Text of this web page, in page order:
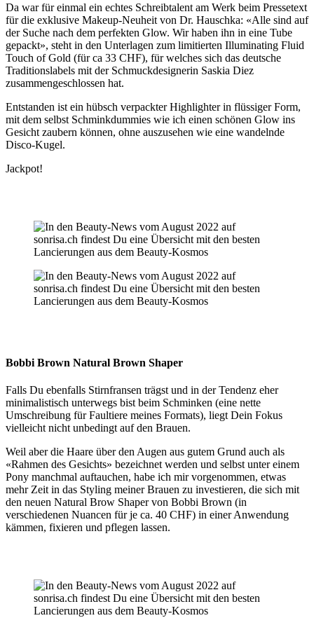
Da war für einmal ein echtes Schreibtalent am Werk beim Pressetext
für die exklusive Makeup-Neuheit von Dr. Hauschka: «Alle sind auf
der Suche nach dem perfekten Glow. Wir haben ihn in eine Tube
gepackt», steht in den Unterlagen zum limitierten Illuminating Fluid
Touch of Gold (für ca 33 CHF), für welches sich das deutsche
Traditionslabels mit der Schmuckdesignerin Saskia Diez
zusammengeschlossen hat.
Entstanden ist ein hübsch verpackter Highlighter in flüssiger Form,
mit dem selbst Schminkdummies wie ich einen schönen Glow ins
Gesicht zaubern können, ohne auszusehen wie eine wandelnde
Disco-Kugel.
Jackpot!
Bobbi Brown Natural Brown Shaper
Falls Du ebenfalls Stirnfransen trägst und in der Tendenz eher
minimalistisch unterwegs bist beim Schminken (eine nette
Umschreibung für Faultiere meines Formats), liegt Dein Fokus
vielleicht nicht unbedingt auf den Brauen.
Weil aber die Haare über den Augen aus gutem Grund auch als
«Rahmen des Gesichts» bezeichnet werden und selbst unter einem
Pony manchmal auftauchen, habe ich mir vorgenommen, etwas
mehr Zeit in das Styling meiner Brauen zu investieren, die sich mit
den neuen Natural Brow Shaper von Bobbi Brown (in
verschiedenen Nuancen für je ca. 40 CHF) in einer Anwendung
kämmen, fixieren und pflegen lassen.